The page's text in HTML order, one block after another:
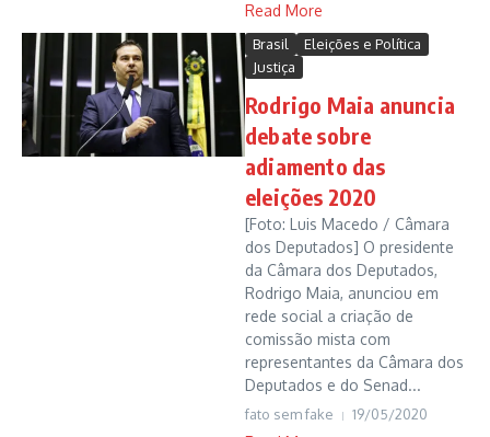
Read More
Brasil
Eleições e Política
Justiça
Rodrigo Maia anuncia
debate sobre
adiamento das
eleições 2020
[Foto: Luis Macedo / Câmara
dos Deputados] O presidente
da Câmara dos Deputados,
Rodrigo Maia, anunciou em
rede social a criação de
comissão mista com
representantes da Câmara dos
Deputados e do Senad...
fato sem fake 19/05/2020